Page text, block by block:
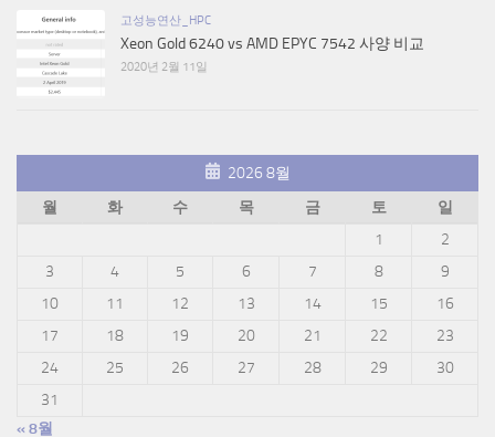
고성능연산_HPC
Xeon Gold 6240 vs AMD EPYC 7542 사양 비교
2020년 2월 11일
2026 8월
월
화 수 목 금 토
일
1
2
3
4 5 6 7 8
9
10
11 12 13 14 15
16
17
18 19 20 21 22
23
24
25 26 27 28 29
30
31
« 8월